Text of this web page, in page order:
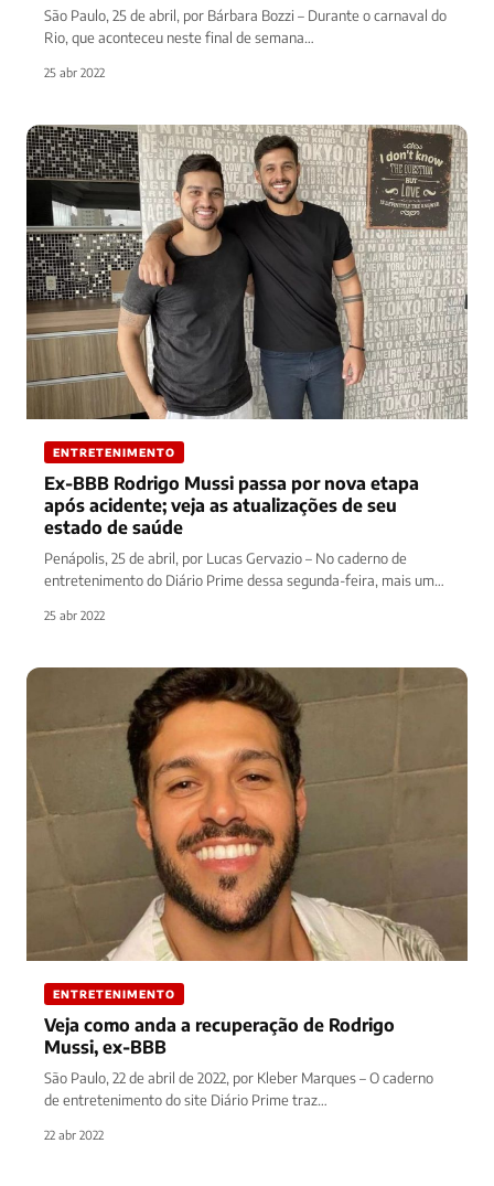
São Paulo, 25 de abril, por Bárbara Bozzi – Durante o carnaval do
Rio, que aconteceu neste final de semana…
25 abr 2022
ENTRETENIMENTO
Ex-BBB Rodrigo Mussi passa por nova etapa
após acidente; veja as atualizações de seu
estado de saúde
Penápolis, 25 de abril, por Lucas Gervazio – No caderno de
entretenimento do Diário Prime dessa segunda-feira, mais uma
25 abr 2022
ENTRETENIMENTO
Veja como anda a recuperação de Rodrigo
Mussi, ex-BBB
São Paulo, 22 de abril de 2022, por Kleber Marques – O caderno
de entretenimento do site Diário Prime traz…
22 abr 2022